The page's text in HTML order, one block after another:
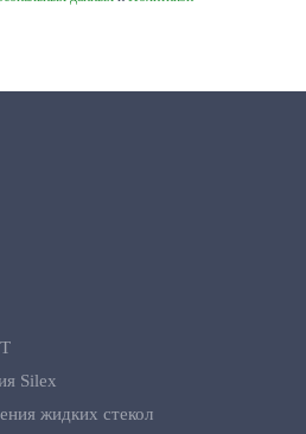
Silex
жидких стекол